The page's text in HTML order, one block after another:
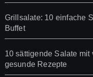
Grillsalate: 10 einfache
Buffet
10 sättigende Salate
gesunde Rezepte